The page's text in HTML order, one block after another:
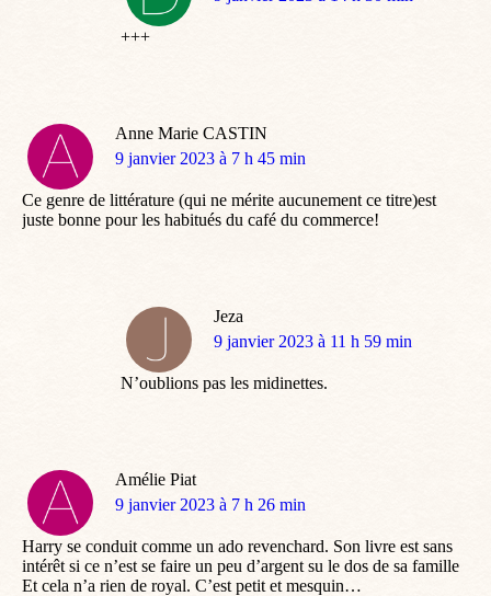
+++
Anne Marie CASTIN
dit
9 janvier 2023 à 7 h 45 min
Ce genre de littérature (qui ne mérite aucunement ce titre)est
juste bonne pour les habitués du café du commerce!
Jeza
dit
9 janvier 2023 à 11 h 59 min
N’oublions pas les midinettes.
Amélie Piat
dit
9 janvier 2023 à 7 h 26 min
Harry se conduit comme un ado revenchard. Son livre est sans
intérêt si ce n’est se faire un peu d’argent su le dos de sa famille
Et cela n’a rien de royal. C’est petit et mesquin…